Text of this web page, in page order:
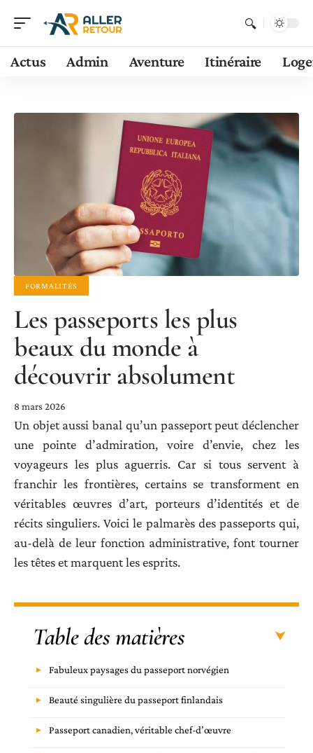
Actus Admin Aventure Itinéraire
FORMALITÉS
Les passeports les plus
beaux du monde à
découvrir absolument
8 mars 2026
Un objet aussi banal qu’un passeport peut déclencher
une pointe d’admiration, voire d’envie, chez les
voyageurs les plus aguerris. Car si tous servent à
franchir les frontières, certains se transforment en
véritables œuvres d’art, porteurs d’identités et de
récits singuliers. Voici le palmarès des passeports qui,
au-delà de leur fonction administrative, font tourner
les têtes et marquent les esprits.
Table des matières
Fabuleux paysages du passeport norvégien
Beauté singulière du passeport finlandais
Passeport canadien, véritable chef-d’œuvre